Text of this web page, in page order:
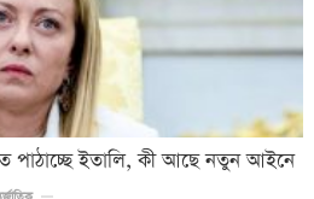
পাঠাচ্ছে ইতালি, কী আছে নতুন আইনে